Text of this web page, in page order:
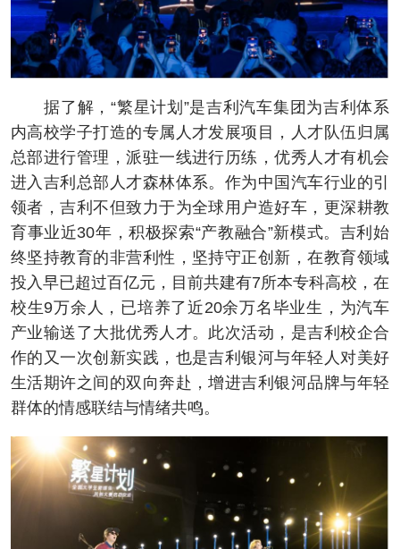
据了解，“繁星计划”是吉利汽车集团为吉利体系
内高校学子打造的专属人才发展项目，人才队伍归属
总部进行管理，派驻一线进行历练，优秀人才有机会
进入吉利总部人才森林体系。作为中国汽车行业的引
领者，吉利不但致力于为全球用户造好车，更深耕教
育事业近30年，积极探索“产教融合”新模式。吉利始
终坚持教育的非营利性，坚持守正创新，在教育领域
投入早已超过百亿元，目前共建有7所本专科高校，在
校生9万余人，已培养了近20余万名毕业生，为汽车
产业输送了大批优秀人才。此次活动，是吉利校企合
作的又一次创新实践，也是吉利银河与年轻人对美好
生活期许之间的双向奔赴，增进吉利银河品牌与年轻
群体的情感联结与情绪共鸣。